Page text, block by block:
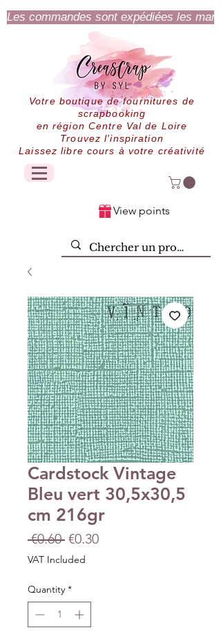
Les commandes sont expédiées les
Votre boutique de fournitures de
scrapbooking
en région Centre Val de Loire
Trouvez l'inspiration
Laissez libre cours à votre créativité
View points
Cardstock Vintage
Bleu vert 30,5x30,5
cm 216gr
€0.60 Regular
Price
€0.30Sale
VAT Included
Quantity *